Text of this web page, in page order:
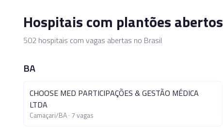
Hospitais com plantões abertos
502 hospitais com vagas abertas no Brasil
BA
CHOOSE MED PARTICIPAÇÕES & GESTÃO MÉDICA
LTDA
Camaçari/BA· 7vagas